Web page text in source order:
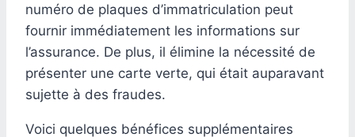
numéro de plaques d’immatriculation peut
fournir immédiatement les informations sur
l’assurance. De plus, il élimine la nécessité de
présenter une carte verte, qui était auparavant
sujette à des fraudes.
Voici quelques bénéfices supplémentaires